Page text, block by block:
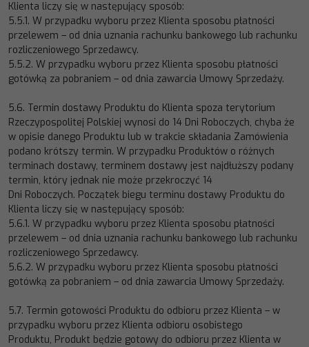
Klienta liczy się w następujący sposób:
5.5.1. W przypadku wyboru przez Klienta sposobu płatności
przelewem – od dnia uznania rachunku bankowego lub rachunku
rozliczeniowego Sprzedawcy.
5.5.2. W przypadku wyboru przez Klienta sposobu płatności
gotówką za pobraniem – od dnia zawarcia Umowy Sprzedaży.
5.6. Termin dostawy Produktu do Klienta spoza terytorium
Rzeczypospolitej Polskiej wynosi do 14 Dni Roboczych, chyba że
w opisie danego Produktu lub w trakcie składania Zamówienia
podano krótszy termin. W przypadku Produktów o różnych
terminach dostawy, terminem dostawy jest najdłuższy podany
termin, który jednak nie może przekroczyć 14
Dni Roboczych. Początek biegu terminu dostawy Produktu do
Klienta liczy się w następujący sposób:
5.6.1. W przypadku wyboru przez Klienta sposobu płatności
przelewem – od dnia uznania rachunku bankowego lub rachunku
rozliczeniowego Sprzedawcy.
5.6.2. W przypadku wyboru przez Klienta sposobu płatności
gotówką za pobraniem – od dnia zawarcia Umowy Sprzedaży.
5.7. Termin gotowości Produktu do odbioru przez Klienta – w
przypadku wyboru przez Klienta odbioru osobistego
Produktu, Produkt będzie gotowy do odbioru przez Klienta w